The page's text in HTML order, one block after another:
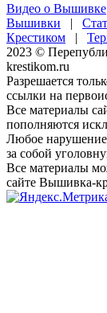
Видео о Вышивке
Вышивки |
Крестиком |
2023 ©
krestikom.ru
Разрешается
ссылки на
Все материалы
пополняются
Любое
за собой
Все материалы
сайте Вышивка-